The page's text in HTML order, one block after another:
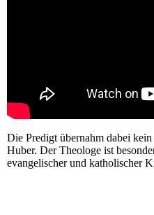
Die Predigt übernahm dabei
Huber. Der Theologe ist
evangelischer und katholischer